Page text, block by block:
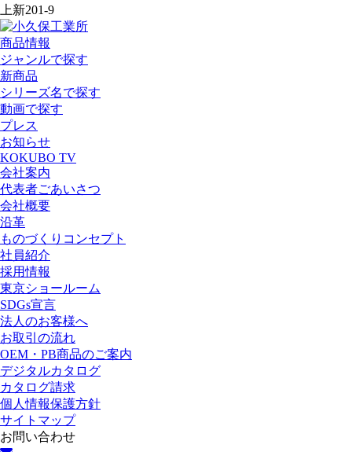
上新201-9
商品情報
ジャンルで探す
新商品
シリーズ名で探す
動画で探す
プレス
お知らせ
KOKUBO TV
会社案内
代表者ごあいさつ
会社概要
沿革
ものづくりコンセプト
社員紹介
採用情報
東京ショールーム
SDGs宣言
法人のお客様へ
お取引の流れ
OEM・PB商品のご案内
デジタルカタログ
カタログ請求
個人情報保護方針
サイトマップ
お問い合わせ